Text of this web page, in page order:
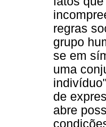
regras
grupo
se em
uma
de
abre